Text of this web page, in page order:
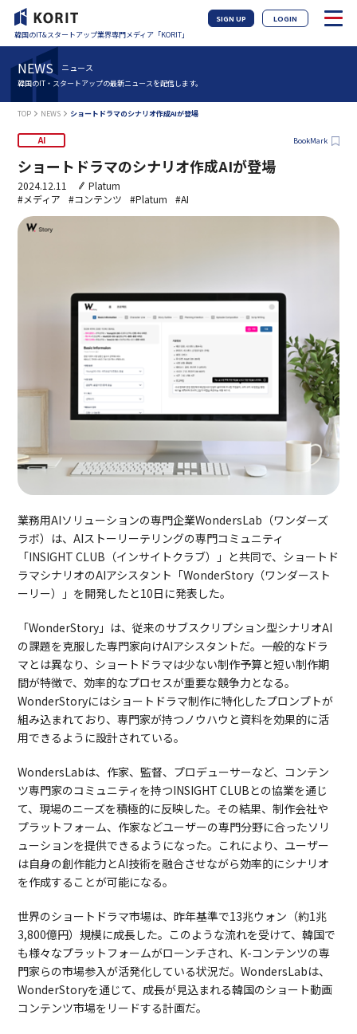
韓国のIT&スタートアップ業界専門メディア「KORIT」
SIGN UP LOGIN
NEWS ニュース
韓国のIT・スタートアップの最新ニュースを配信します。
TOP NEWS ショートドラマのシナリオ作成AIが登場
AI BookMark
ショートドラマのシナリオ作成AIが登場
2024.12.11
Platum
#メディア
#コンテンツ #Platum #AI
業務用AIソリューションの専門企業WondersLab（ワンダーズ
ラボ）は、AIストーリーテリングの専門コミュニティ
「INSIGHT CLUB（インサイトクラブ）」と共同で、ショートド
ラマシナリオのAIアシスタント「WonderStory（ワンダースト
ーリー）」を開発したと10日に発表した。
「WonderStory」は、従来のサブスクリプション型シナリオAI
の課題を克服した専門家向けAIアシスタントだ。一般的なドラ
マとは異なり、ショートドラマは少ない制作予算と短い制作期
間が特徴で、効率的なプロセスが重要な競争力となる。
WonderStoryにはショートドラマ制作に特化したプロンプトが
組み込まれており、専門家が持つノウハウと資料を効果的に活
用できるように設計されている。
WondersLabは、作家、監督、プロデューサーなど、コンテン
ツ専門家のコミュニティを持つINSIGHT CLUBとの協業を通じ
て、現場のニーズを積極的に反映した。その結果、制作会社や
プラットフォーム、作家などユーザーの専門分野に合ったソリ
ューションを提供できるようになった。これにより、ユーザー
は自身の創作能力とAI技術を融合させながら効率的にシナリオ
を作成することが可能になる。
世界のショートドラマ市場は、昨年基準で13兆ウォン（約1兆
3,800億円）規模に成長した。このような流れを受けて、韓国で
も様々なプラットフォームがローンチされ、K-コンテンツの専
門家らの市場参入が活発化している状況だ。WondersLabは、
WonderStoryを通じて、成長が見込まれる韓国のショート動画
コンテンツ市場をリードする計画だ。